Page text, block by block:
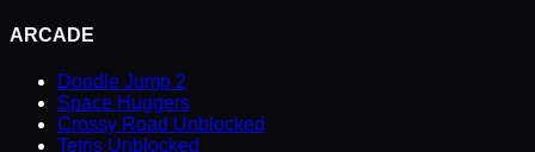
ARCADE
Doodle Jump 2
Space Huggers
Crossy Road Unblocked
Tetris Unblocked